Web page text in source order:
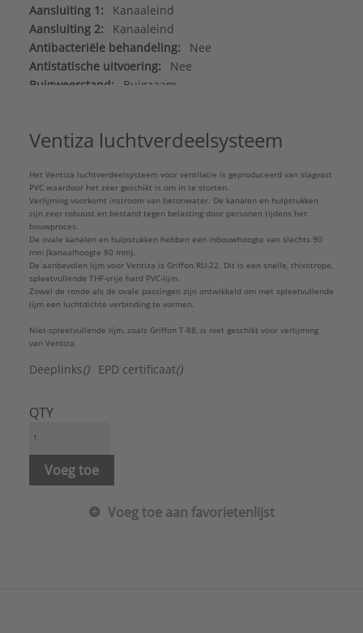
Aansluiting 1:
Kanaaleind
Aansluiting 2:
Kanaaleind
Antibacteriële behandeling:
Nee
Antistatische uitvoering:
Nee
Buigweerstand:
Buigzaam
Instortbaar in beton: Ja
Onbehandeld
Kleur buitenzijde: Blauw
Kwaliteitsklasse kanaal:
Polyvinylchloride (PVC)
Lengte: 5000 mm
Materiaal isolatie:
Materiaal kanaal:
Kunststof
Max. mediumtemperatuur (continu):
40 °C
Max. overdruk:
300 Pa
Merk:
Wavin
Met overschuifklem:
Met overschuifprofiel: Nee
Nom. kanaalhoogte:
Productiewijze:
Wanddikte kanaal:
Warmteweerstand Rd:
PVC Ventilatie Luchtkanalen
Ventiza luchtverdeelsysteem
Het Ventiza luchtverdeelsysteem voor ventilatie is geprodu­ceerd van slagvast
PVC waardoor het zeer geschikt is om in te storten.
Verlijming voorkomt instroom van betonwater. De kanalen en hulpstukken
zijn zeer robuust en bestand tegen belasting door personen tijdens het
bouwproces.
De ovale kanalen en hulpstukken hebben een inbouwhoogte van slechts 90
mm (kanaalhoogte 80 mm).
De aanbevolen lijm voor Ventiza is Griffon RU-22. Dit is een snelle, thixotrope,
spleetvullende THF-vrije hard PVC-lijm.
Zowel de ronde als de ovale passingen zijn ontwikkeld om met spleetvullende
lijm een luchtdichte verbinding te vormen.
Niet-spleetvullende lijm, zoals Griffon T-88, is niet geschikt voor verlijming
van Ventiza.
Deeplinks() EPD certificaat()
QTY
Voeg toe
Voeg toe aan favorietenlijst